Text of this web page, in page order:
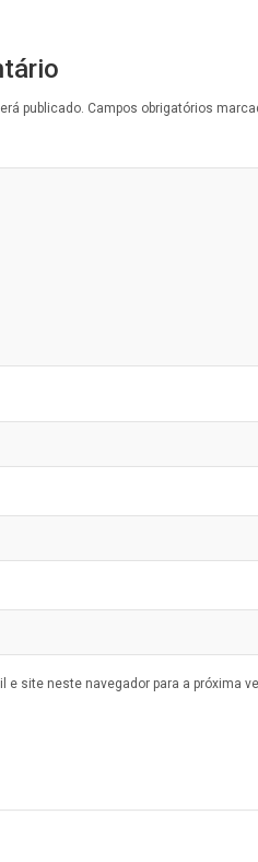
publicado. Campos obrigatórios
e site neste navegador para a próxima